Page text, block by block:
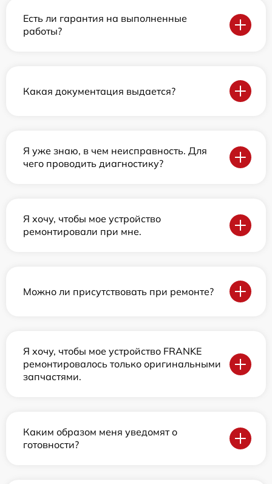
Есть ли гарантия на выполненные
работы?
Какая документация выдается?
Я уже знаю, в чем неисправность. Для
чего проводить диагностику?
Я хочу, чтобы мое устройство
ремонтировали при мне.
Можно ли присутствовать при ремонте?
Я хочу, чтобы мое устройство FRANKE
ремонтировалось только оригинальными
запчастями.
Каким образом меня уведомят о
готовности?